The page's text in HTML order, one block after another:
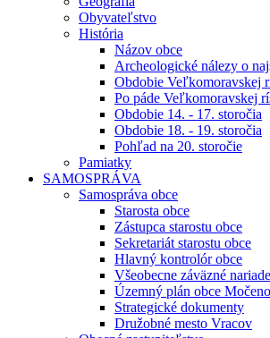
Obyvateľstvo
História
Názov obce
Archeologické nálezy o
Obdobie Veľkomoravskej
Po páde Veľkomoravskej
Obdobie 14. - 17. storočia
Obdobie 18. - 19. storočia
Pohľad na 20. storočie
Pamiatky
SAMOSPRÁVA
Samospráva obce
Starosta obce
Zástupca starostu obce
Sekretariát starostu obce
Hlavný kontrolór obce
Všeobecne záväzné
Územný plán obce
Strategické dokumenty
Družobné mesto Vracov